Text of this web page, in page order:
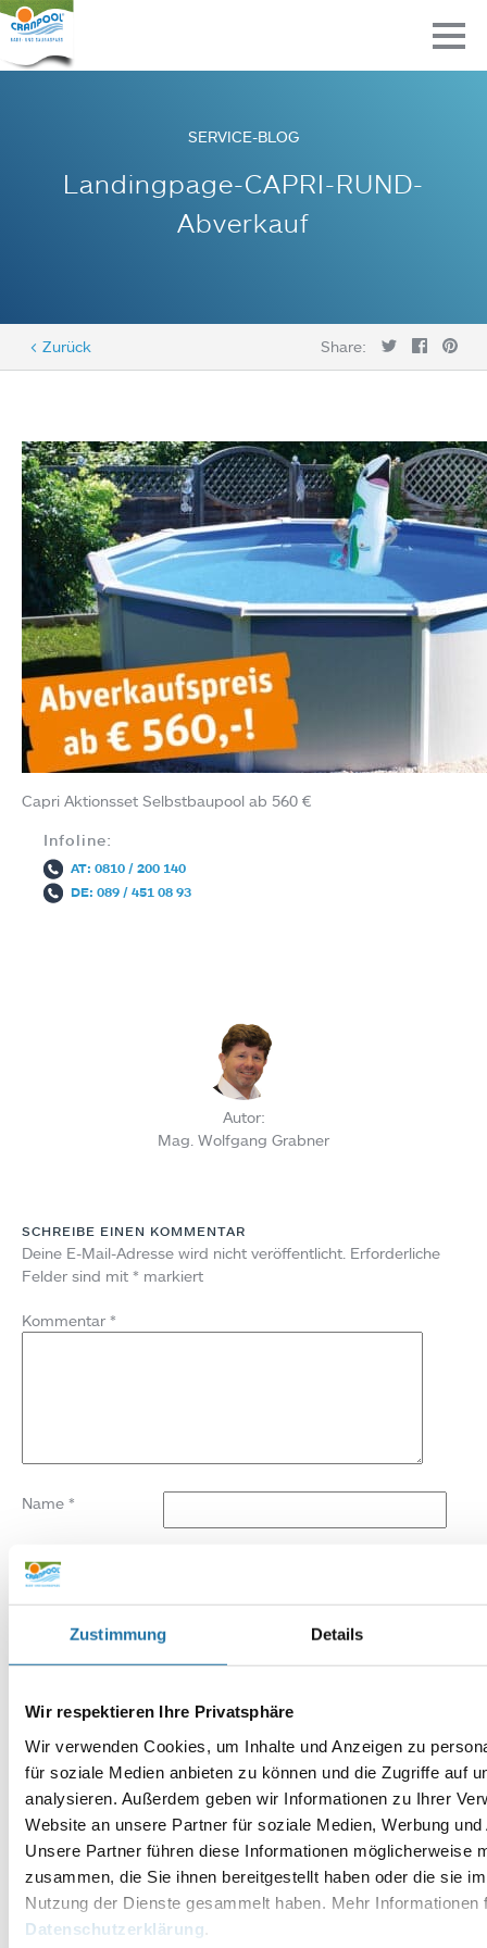
Zustimmung Details
Wir respektieren Ihre Privatsphäre
Wir verwenden Cookies, um Inhalte und Anzeigen zu
für soziale Medien anbieten zu können und die Zugriffe auf
analysieren. Außerdem geben wir Informationen zu Ihrer
Website an unsere Partner für soziale Medien, Werbung
Unsere Partner führen diese Informationen möglicherweise
zusammen, die Sie ihnen bereitgestellt haben oder die sie
Nutzung der Dienste gesammelt haben. Mehr Informationen
Datenschutzerklärung
SERVICE-BLOG
Landingpage-CAPRI-RUND-
Abverkauf
< Zurück Share:
Capri Aktionsset Selbstbaupool ab 560 €
Infoline:
AT: 0810 / 200 140
DE: 089 / 451 08 93
Autor:
Mag. Wolfgang Grabner
SCHREIBE EINEN KOMMENTAR
Deine E-Mail-Adresse wird nicht veröffentlicht. Erforderliche
Felder sind mit * markiert
Kommentar *
Name *
E-Mail-Adresse